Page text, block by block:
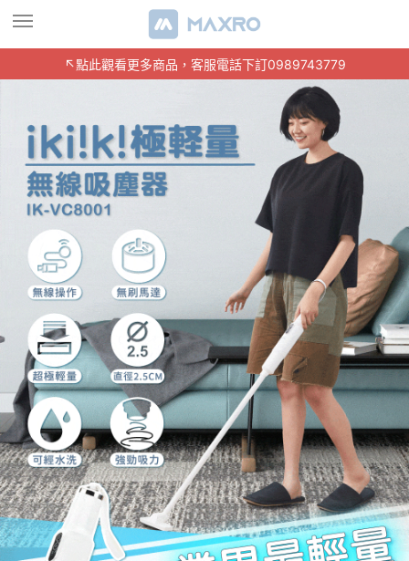
↖️點此觀看更多商品，客服電話下訂0989743779